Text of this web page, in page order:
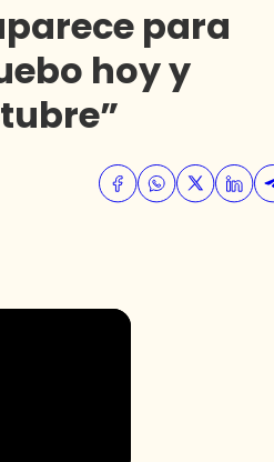
para
hoy y